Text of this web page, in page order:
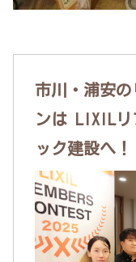
市川・浦安
ンは LIXILリ
ック建設へ！